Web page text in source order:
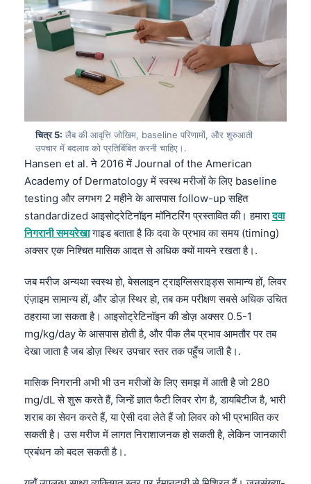
चित्र 5: लैब की आवृत्ति जोखिम, baseline परिणामों, और शुरुआती
उपचार में बदलाव को प्रतिबिंबित करनी चाहिए।.
Hansen et al. ने 2016 में Journal of the American
Academy of Dermatology में स्वस्थ मरीजों के लिए baseline
testing और लगभग 2 महीने के आसपास follow-up सहित
standardized आइसोट्रेटिनॉइन मॉनिटरिंग प्रस्तावित की। हमारादवा
निगरानी समयरेखागाइड बताता है कि दवा के प्रभाव का समय (timing)
अक्सर एक निश्चित मासिक आदत से अधिक क्यों मायने रखता है।.
जब मरीज अन्यथा स्वस्थ हो, बेसलाइन ट्राइग्लिसराइड्स सामान्य हों, लिवर
एंज़ाइम सामान्य हों, और डोज़ स्थिर हो, तब कम परीक्षण सबसे अधिक उचित
ठहराया जा सकता है। आइसोट्रेटिनॉइन की डोज़ अक्सर 0.5-1
mg/kg/day के आसपास होती है, और पीक लैब प्रभाव आमतौर पर तब
देखा जाता है जब डोज़ स्थिर उपचार स्तर तक पहुँच जाती है।.
मासिक निगरानी अभी भी उन मरीजों के लिए समझ में आती है जो 280
mg/dL से शुरू करते हैं, जिन्हें ज्ञात फैटी लिवर रोग है, डायबिटीज है, भारी
शराब का सेवन करते हैं, या ऐसी दवा लेते हैं जो लिवर को भी प्रभावित कर
सकती है। उस मरीज में लागत निराशाजनक हो सकती है, लेकिन जानकारी
प्रबंधन को बदल सकती है।.